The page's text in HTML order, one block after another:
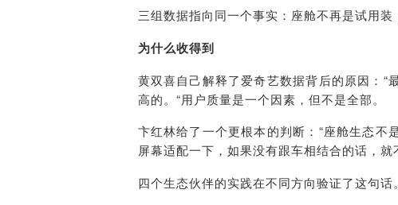
三组数据指向同一个事实：座舱不再是试用装
为什么收得到
黄双喜自己解释了爱奇艺数据背后的原因：“
高的。“用户质量是一个因素，但不是全部。
卞红林给了一个更根本的判断：“座舱生态不
屏幕适配一下，如果没有跟车相结合的话，
四个生态伙伴的实践在不同方向验证了这句话。